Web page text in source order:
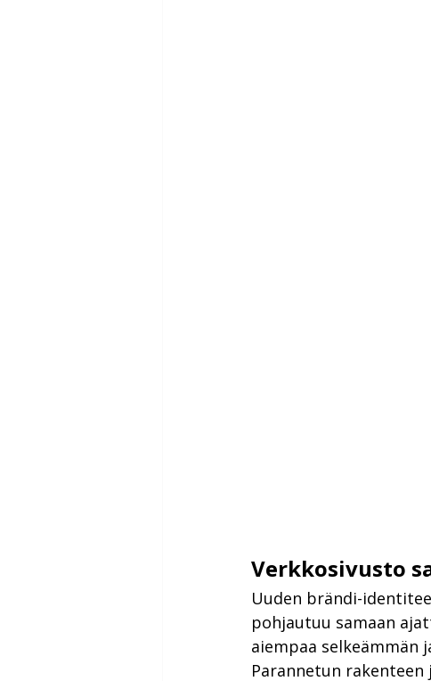
Verkkosivusto
Uuden brändi-
pohjautuu samaan
aiempaa selkeämmän
Parannetun